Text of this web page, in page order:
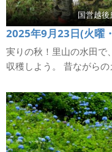
国営越
2025年9月23日(火曜
実りの秋！里山の水田で
収穫しよう。 昔ながら